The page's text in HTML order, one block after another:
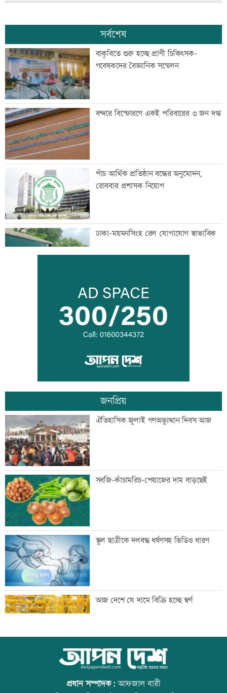
সর্বশেষ
বাকৃবিতে শুরু হচ্ছে প্রাণী চিকিৎসক-
গবেষকদের বৈজ্ঞানিক সম্মেলন
বন্দরে বিস্ফোরণে একই পরিবারের ৩ জন দগ্ধ
পাঁচ আর্থিক প্রতিষ্ঠান বন্ধের অনুমোদন,
রোববার প্রশাসক নিয়োগ
ঢাকা-ময়মনসিংহ রেল যোগাযোগ স্বাভাবিক
সিঙ্গাপুর থেকে এক কার্গো এলএনজি কিনবে
সরকার
মান্দায় ২৯৬ বোতলসহ দুই মাদক কারবারি
আটক
গুরুত্বপূর্ণ ব্যক্তিদের নিয়ে অপপ্রচারের বিরুদ্ধে
সতর্ক করল পুলিশ
নিরাপত্তা পেলে দেশে ফিরতে চান সাকিব
সাকিবের দেশে ফেরার সুযোগ নেই: ক্রীড়া
প্রতিমন্ত্রী
শিল্পকলায় বিনামূল্যে ৬ সিনেমা দেখা যাবে
দিল্লিতে শেখ হাসিনার বক্তব্যে ভারতের সমর্থন
নেই: রণধীর জয়সওয়াল
জনপ্রিয়
ঐতিহাসিক জুলাই গণঅভ্যুত্থান দিবস আজ
সবজি-কাঁচামরিচ-পেয়াজের দাম বাড়ছেই
স্কুল ছাত্রীকে দলবদ্ধ ধর্ষণসহ ভিডিও ধারণ
আজ দেশে যে দামে বিক্রি হচ্ছে স্বর্ণ
আজ বিশ্ব বন্ধু দিবস
প্রধান সম্পাদক:আফজাল বারী